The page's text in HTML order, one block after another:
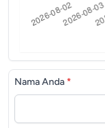
Nama Anda *